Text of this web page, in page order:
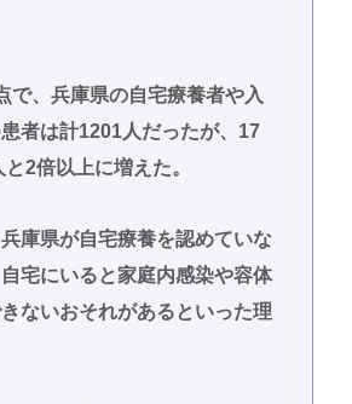
、兵庫県の自宅療養者や入
者は計1201人だったが、17
2倍以上に増えた。
庫県が自宅療養を認めていな
宅にいると家庭内感染や容体
ないおそれがあるといった理